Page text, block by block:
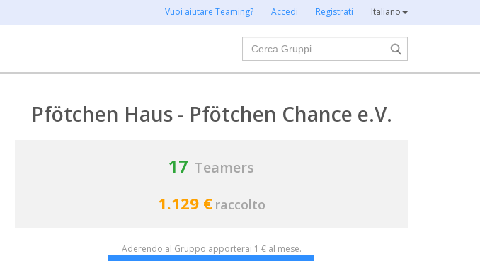
Vuoi aiutare Teaming? Accedi Registrati Italiano
Cerca
Pfötchen Haus - Pfötchen Chance e.V.
17 Teamers
1.129 € raccolto
Aderendo al Gruppo apporterai 1 € al mese.